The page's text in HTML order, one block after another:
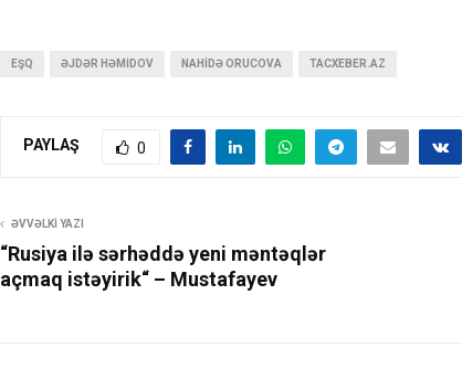
EŞQ ƏJDƏR HƏMIDOV NAHIDƏ ORUCOVA TACXEBER.AZ
PAYLAŞ 0
ƏVVƏLKI YAZI
“Rusiya ilə sərhəddə yeni məntəqlər
açmaq istəyirik“ – Mustafayev